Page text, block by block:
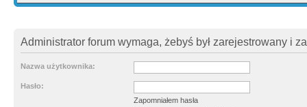
Administrator forum wymaga, żebyś był zarejestrowany i
Nazwa użytkownika:
Hasło:
Zapomniałem hasła